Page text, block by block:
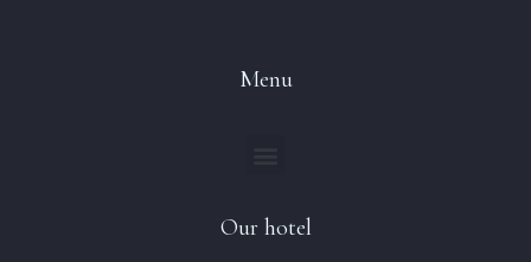
Menu
Our hotel